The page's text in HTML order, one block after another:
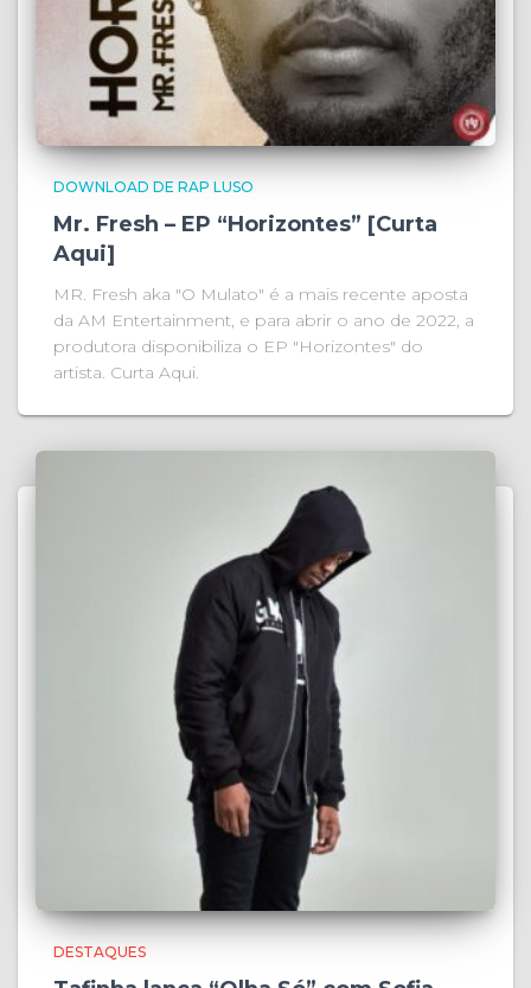
DOWNLOAD DE RAP LUSO
Mr. Fresh – EP “Horizontes” [Curta
Aqui]
MR. Fresh aka "O Mulato" é a mais recente aposta
da AM Entertainment, e para abrir o ano de 2022, a
produtora disponibiliza o EP "Horizontes" do
artista. Curta Aqui.
DESTAQUES